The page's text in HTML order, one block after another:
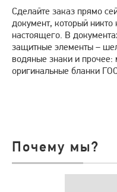
Сделайте заказ прямо
документ, который никто
настоящего. В
защитные элементы –
водяные знаки и прочее:
оригинальные бланки
Почему мы?